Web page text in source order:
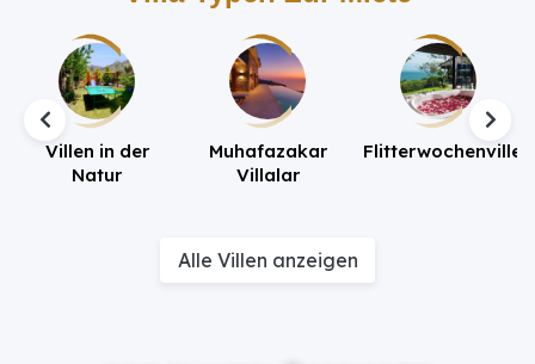
Villen in der
Natur
Muhafazakar
Villalar
Flitterwochenvillen
Alle Villen anzeigen